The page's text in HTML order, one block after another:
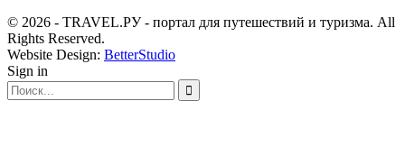
© 2026 - TRAVEL.РУ - портал для путешествий и туризма. All
Rights Reserved.
Website Design: BetterStudio
Sign in